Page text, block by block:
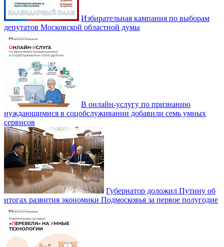
Избирательная кампания по выборам
депутатов Московской областной думы
В онлайн-услугу по признанию
нуждающимися в соцобслуживании добавили семь умных
сервисов
Губернатор доложил Путину об
итогах развития экономики Подмосковья за первое полугодие